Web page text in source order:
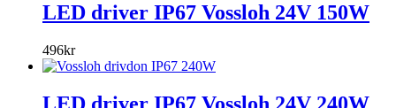
LED driver IP67 Vossloh 24V 150W
496kr